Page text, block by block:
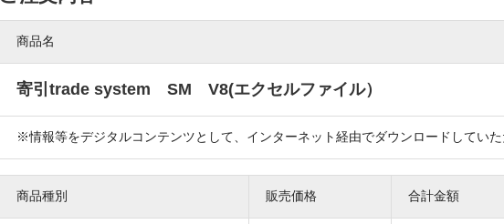
商品名
寄引trade system SM V8(エクセルファイル）
※情報等をデジタルコンテンツとして、インターネット経由でダウンロードしてい
商品種別 販売価格 合計金額